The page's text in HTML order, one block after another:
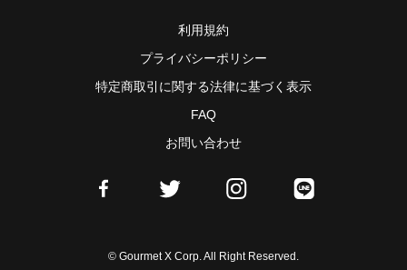
利用規約
プライバシーポリシー
特定商取引に関する法律に基づく表示
FAQ
お問い合わせ
© Gourmet X Corp. All Right Reserved.